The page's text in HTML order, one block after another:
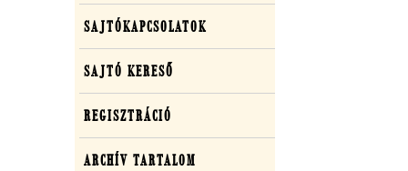
SAJTÓKAPCSOLATOK
SAJTÓ KERESŐ
REGISZTRÁCIÓ
ARCHÍV TARTALOM